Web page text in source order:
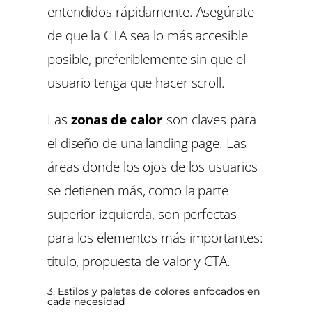
entendidos rápidamente. Asegúrate
de que la CTA sea lo más accesible
posible, preferiblemente sin que el
usuario tenga que hacer scroll.
Las zonas de calor son claves para
el diseño de una landing page. Las
áreas donde los ojos de los usuarios
se detienen más, como la parte
superior izquierda, son perfectas
para los elementos más importantes:
título, propuesta de valor y CTA.
3. Estilos y paletas de colores enfocados en
cada necesidad